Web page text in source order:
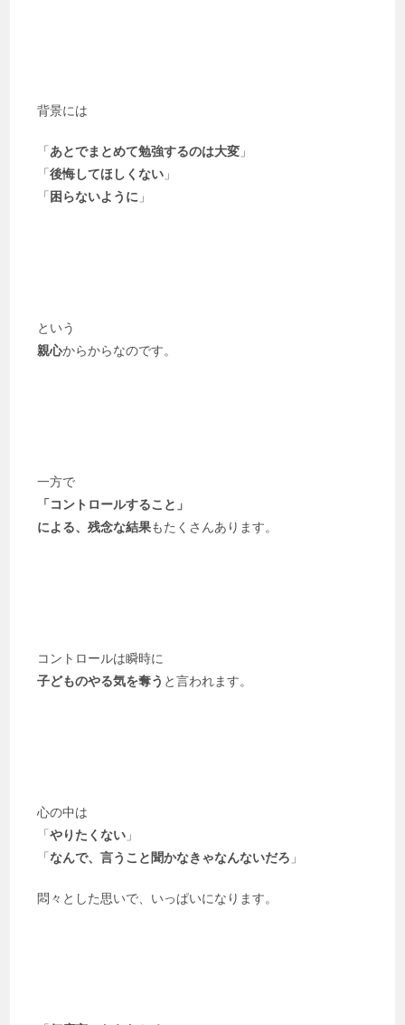
背景には
「あとでまとめて勉強するのは大変 」
「後悔してほしくない 」
「困らないように 」
という
親心からからなのです。
一方で
「コントロールすること」
による、残念な結果もたくさんあります。
コントロールは瞬時に
子どものやる気を奪う と言われます。
心の中は
「やりたくない 」
「なんで、言うこと聞かなきゃなんないだろ 」
悶々とした思いで、いっぱいになります。